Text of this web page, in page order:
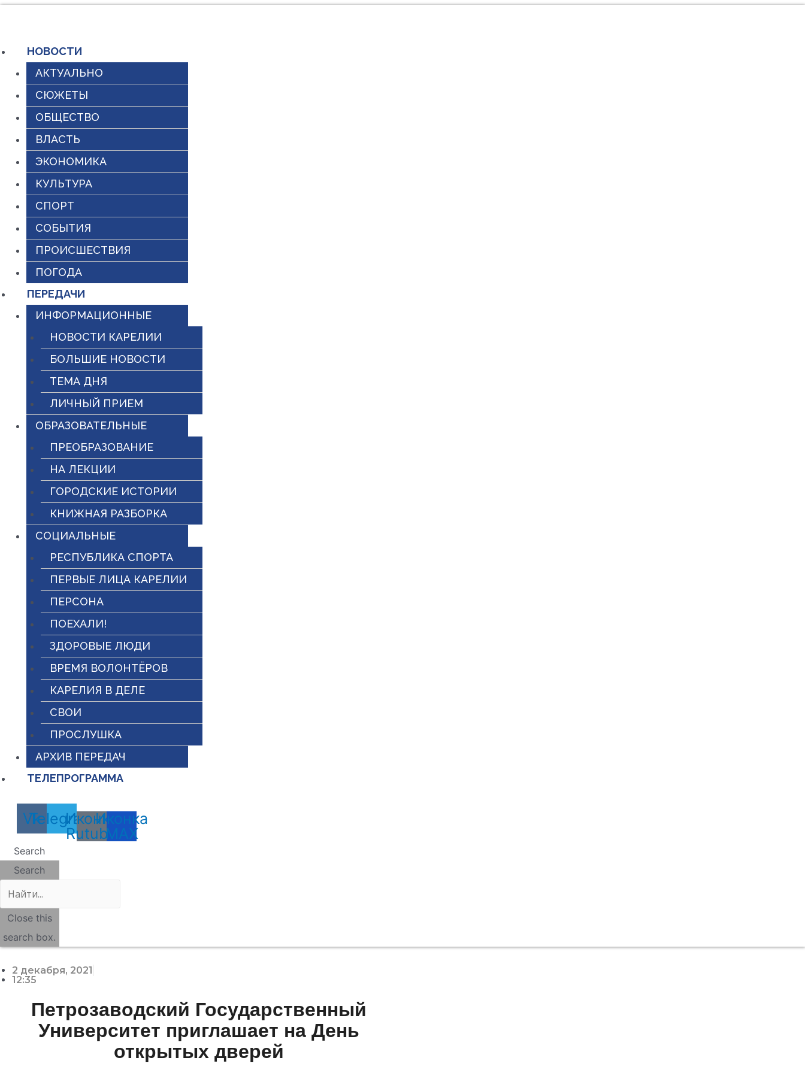
содержимому
НОВОСТИ
АКТУАЛЬНО
СЮЖЕТЫ
ОБЩЕСТВО
ВЛАСТЬ
ЭКОНОМИКА
КУЛЬТУРА
СПОРТ
СОБЫТИЯ
ПРОИСШЕСТВИЯ
ПОГОДА
ПЕРЕДАЧИ
ИНФОРМАЦИОННЫЕ
НОВОСТИ КАРЕЛИИ
БОЛЬШИЕ НОВОСТИ
ТЕМА ДНЯ
ЛИЧНЫЙ ПРИЕМ
ОБРАЗОВАТЕЛЬНЫЕ
ПРЕОБРАЗОВАНИЕ
НА ЛЕКЦИИ
ГОРОДСКИЕ ИСТОРИИ
КНИЖНАЯ РАЗБОРКА
СОЦИАЛЬНЫЕ
РЕСПУБЛИКА СПОРТА
ПЕРВЫЕ ЛИЦА КАРЕЛИИ
ПЕРСОНА
ПОЕХАЛИ!
ЗДОРОВЫЕ ЛЮДИ
ВРЕМЯ ВОЛОНТЁРОВ
КАРЕЛИЯ В ДЕЛЕ
СВОИ
ПРОСЛУШКА
АРХИВ ПЕРЕДАЧ
ТЕЛЕПРОГРАММА
Vk
Telegram
Иконка
Rutube
Иконка
MAX
Search
Search
Close this
search box.
2 декабря, 2021
12:35
Петрозаводский Государственный
Университет приглашает на День
открытых дверей